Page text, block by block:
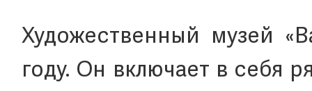
Художественный музей
году. Он включает в себя